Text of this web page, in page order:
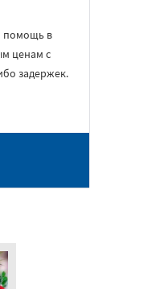
помощь в
ценам с
задержек.